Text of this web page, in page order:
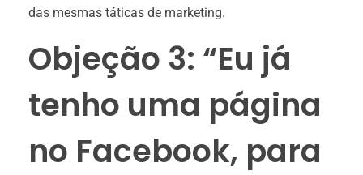
das mesmas táticas de marketing.
Objeção 3: “Eu já
tenho uma página
no Facebook, para